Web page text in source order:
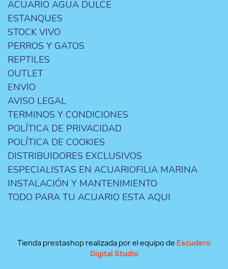
ACUARIO AGUA DULCE
ESTANQUES
STOCK VIVO
PERROS Y GATOS
REPTILES
OUTLET
ENVIO
AVISO LEGAL
TERMINOS Y CONDICIONES
POLÍTICA DE PRIVACIDAD
POLÍTICA DE COOKIES
DISTRIBUIDORES EXCLUSIVOS
ESPECIALISTAS EN ACUARIOFILIA MARINA
INSTALACIÓN Y MANTENIMIENTO
TODO PARA TU ACUARIO ESTA AQUI
Tienda prestashop realizada por el equipo de Escudero
Digital Studio